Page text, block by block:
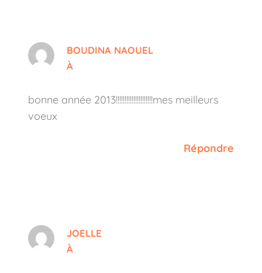
BOUDINA NAOUEL
À
bonne année 2013!!!!!!!!!!!!!!!!!!!!!mes meilleurs
voeux
Répondre
JOELLE
À